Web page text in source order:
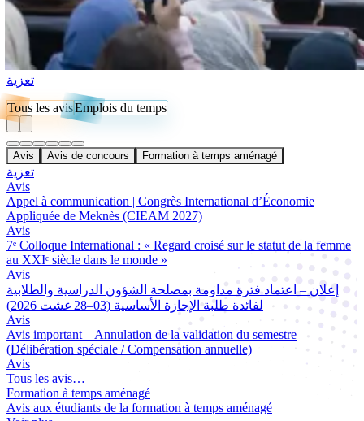
تعزية
Tous les avisEmplois du temps
Avis Avis de concours Formation à temps aménagé
تعزية
Avis
Appel à communication | Congrès International d’Économie
Appliquée de Meknès (CIEAM 2027)
Avis
7ᵉ Colloque International : « Regard croisé sur le statut de la femme
au XXIᵉ siècle dans le monde »
Avis
إعلان – اعتماد فترة مداومة بمصلحة الشؤون الدراسية والطلابية
لفائدة طلبة الإجازة الأساسية (03–28 غشت 2026)
Avis
Avis important – Annulation de la validation du semestre
(Délibération spéciale / Compensation annuelle)
Avis
Tous les avis…
Formation à temps aménagé
Avis aux étudiants de la formation à temps aménagé